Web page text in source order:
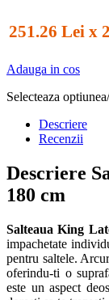
251.26 Lei x
Adauga in cos
Selecteaza
Descriere
Recenzii
Descriere
180 cm
SalteauaKing
impachetate
pentru saltele.
oferindu-ti o
este un aspect